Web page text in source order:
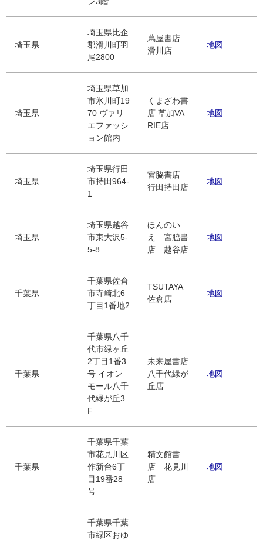
埼玉県
埼玉県比企
郡滑川町羽
尾2800
蔦屋書店
滑川店
地図
埼玉県
埼玉県草加
市氷川町19
70 ヴァリ
エファッシ
ョン館内
くまざわ書
店 草加VA
RIE店
地図
埼玉県
埼玉県行田
市持田964-
1
宮脇書店
行田持田店
地図
埼玉県
埼玉県越谷
市東大沢5-
5-8
ほんのい
え 宮脇書
店 越谷店
地図
千葉県
千葉県佐倉
市寺崎北6
丁目1番地2
TSUTAYA
佐倉店
地図
千葉県
千葉県八千
代市緑ヶ丘
2丁目1番3
号 イオン
モール八千
代緑が丘3
F
未来屋書店
八千代緑が
丘店
地図
千葉県
千葉県千葉
市花見川区
作新台6丁
目19番28
号
精文館書
店 花見川
店
地図
千葉県千葉
市緑区おゆ